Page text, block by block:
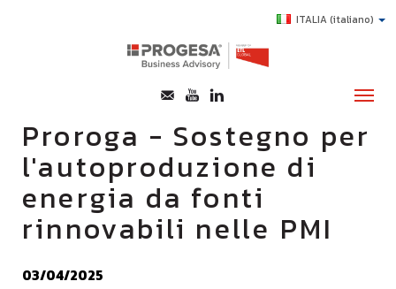
ITALIA(italiano)
CHI SIAMO
SERVIZI
TOPICS
Proroga - Sostegno per
l'autoproduzione di
energia da fonti
rinnovabili nelle PMI
03/04/2025